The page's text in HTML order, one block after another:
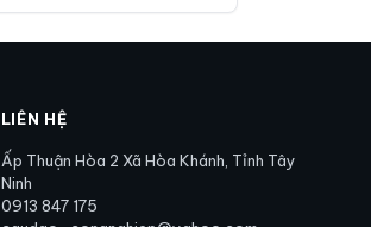
LIÊN HỆ
Ấp Thuận Hòa 2 Xã Hòa Khánh, Tỉnh Tây
Ninh
0913 847 175